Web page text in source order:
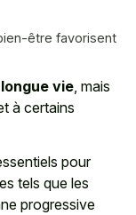
être favorisent
vie, mais
à certains
pour
tels que les
progressive